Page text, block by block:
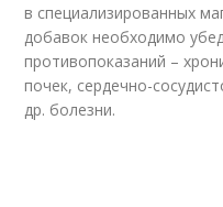
в специализированных
добавок необходимо
противопоказаний –
почек, сердечно-
др. болезни.